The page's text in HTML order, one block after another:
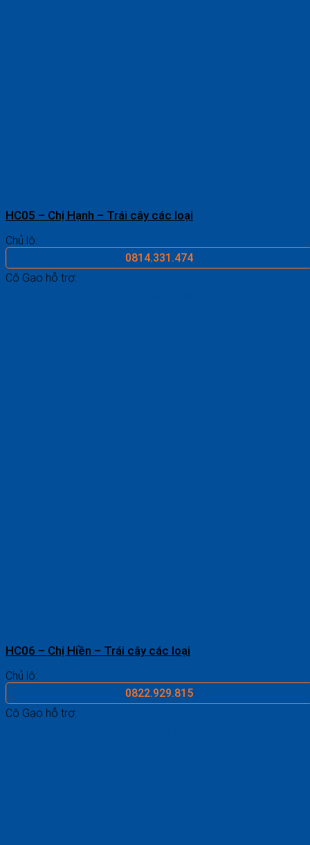
HC05 – Chị Hạnh – Trái cây các loại
Chủ lô:
0814.331.474
Cô Gạo hỗ trợ:
HC06 – Chị Hiền – Trái cây các loại
Chủ lô:
0822.929.815
Cô Gạo hỗ trợ: